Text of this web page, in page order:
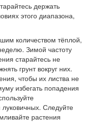
держать
этого диапазона,
количеством тёплой,
Зимой частоту
старайтесь не
грунт вокруг них.
чтобы их листва не
избегать попадения
Следуйте
растения